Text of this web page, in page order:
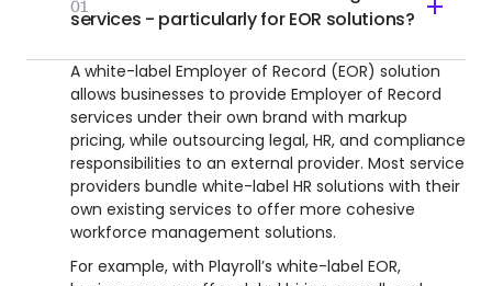
01
services - particularly for EOR solutions?
A white-label Employer of Record (EOR) solution
allows businesses to provide Employer of Record
services under their own brand with markup
pricing, while outsourcing legal, HR, and compliance
responsibilities to an external provider. Most service
providers bundle white-label HR solutions with their
own existing services to offer more cohesive
workforce management solutions.
For example, with Playroll’s white-label EOR,